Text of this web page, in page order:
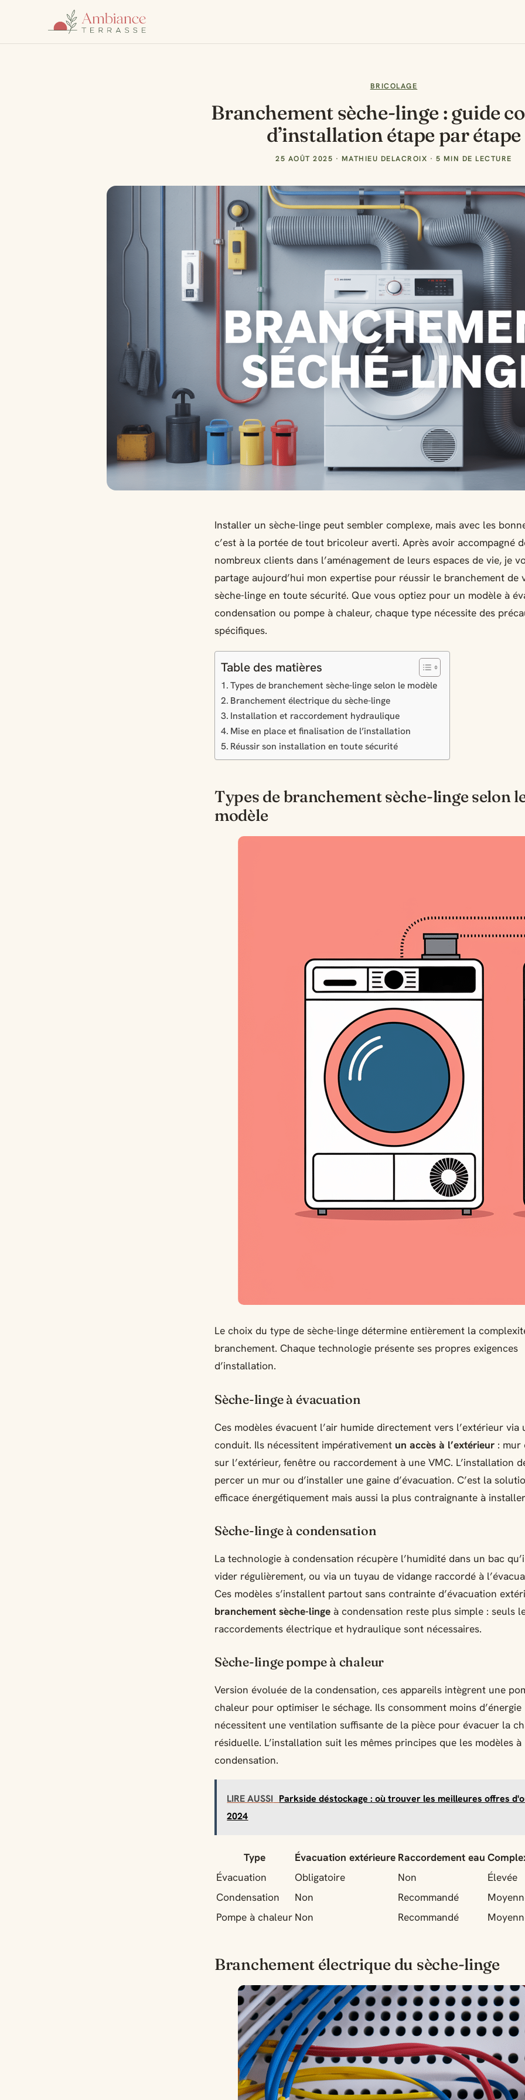
BRICOLAGE
Branchement sèche-linge : guide
d’installation étape par étape
25 AOÛT 2025 · MATHIEU DELACROIX · 5 MIN DE LECTURE
Installer un sèche-linge peut sembler complexe, mais avec les
c’est à la portée de tout bricoleur averti. Après avoir accompagné
nombreux clients dans l’aménagement de leurs espaces de vie, je
partage aujourd’hui mon expertise pour réussir le branchement de
sèche-linge en toute sécurité. Que vous optiez pour un modèle à
condensation ou pompe à chaleur, chaque type nécessite des
spécifiques.
Table des matières
Types de branchement sèche-linge selon le modèle
Branchement électrique du sèche-linge
Installation et raccordement hydraulique
Mise en place et finalisation de l’installation
Réussir son installation en toute sécurité
Types de branchement sèche-linge selon
modèle
Le choix du type de sèche-linge détermine entièrement la
branchement. Chaque technologie présente ses propres exigences
d’installation.
Sèche-linge à évacuation
Ces modèles évacuent l’air humide directement vers l’extérieur via
conduit. Ils nécessitent impérativement un accès à l’extérieur : mur
sur l’extérieur, fenêtre ou raccordement à une VMC. L’installation
percer un mur ou d’installer une gaine d’évacuation. C’est la
efficace énergétiquement mais aussi la plus contraignante à
Sèche-linge à condensation
La technologie à condensation récupère l’humidité dans un bac
vider régulièrement, ou via un tuyau de vidange raccordé à
Ces modèles s’installent partout sans contrainte d’évacuation
branchement sèche-linge à condensation reste plus simple : seuls
raccordements électrique et hydraulique sont nécessaires.
Sèche-linge pompe à chaleur
Version évoluée de la condensation, ces appareils intègrent une
chaleur pour optimiser le séchage. Ils consomment moins d’énergie
nécessitent une ventilation suffisante de la pièce pour évacuer la
résiduelle. L’installation suit les mêmes principes que les modèles à
condensation.
LIRE AUSSI Parkside déstockage : où trouver les meilleures offres
2024
Type Évacuation extérieure Raccordement eau
Évacuation
Obligatoire Non
Élevée
Condensation
Non Recommandé
Pompe à chaleur Non Recommandé
Branchement électrique du sèche-linge